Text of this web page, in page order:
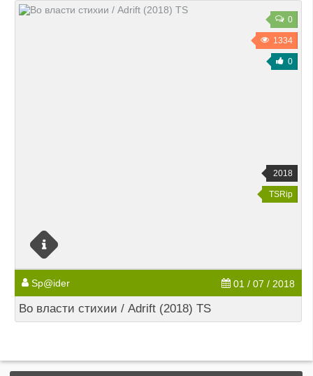
0
1334
0
2018
TSRip
Sp@ider 01 / 07 / 2018
Во власти стихии / Adrift (2018) TS